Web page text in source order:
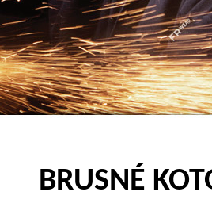
BRUSNÉ